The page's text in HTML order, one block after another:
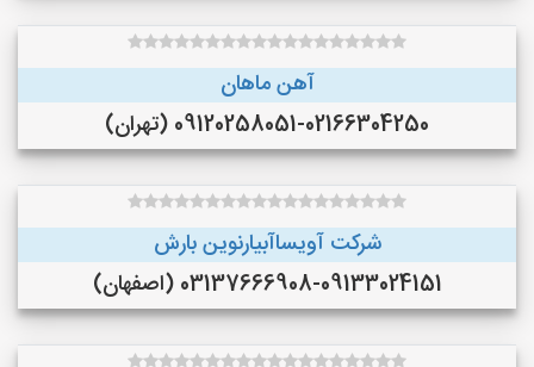
آهن ماهان
09120258051-02166304250 (تهران)
شرکت آویساآبیارنوین بارش
03137666908-09133024151 (اصفهان)